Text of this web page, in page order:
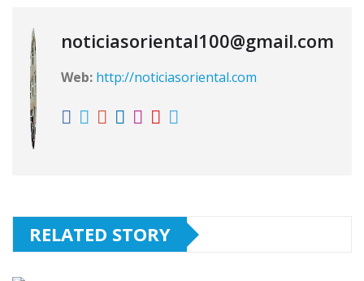
noticiasoriental100@gmail.com
Web: http://noticiasoriental.com
RELATED STORY